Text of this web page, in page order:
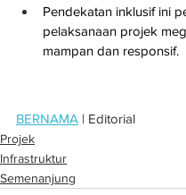
Pendekatan inklusif ini
pelaksanaan projek
mampan dan responsif.
BERNAMA | Editorial
Projek
Infrastruktur
Semenanjung